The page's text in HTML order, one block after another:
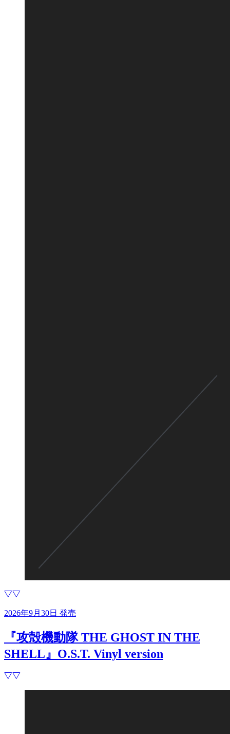
2026年9月30日 発売
『攻殻機動隊 THE GHOST IN THE
SHELL』O.S.T. Vinyl version